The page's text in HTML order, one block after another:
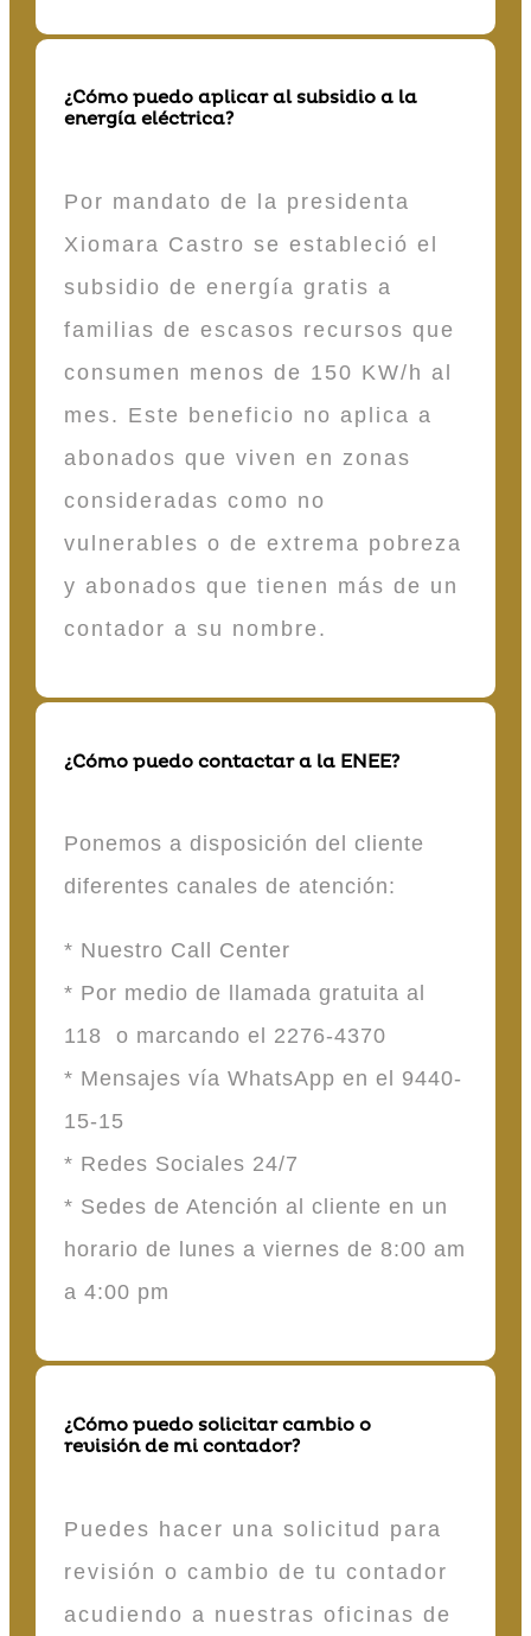
¿Cómo puedo aplicar al subsidio a la
energía eléctrica?
Por mandato de la presidenta
Xiomara Castro se estableció el
subsidio de energía gratis a
familias de escasos recursos que
consumen menos de 150 KW/h al
mes. Este beneficio no aplica a
abonados que viven en zonas
consideradas como no
vulnerables o de extrema pobreza
y abonados que tienen más de un
contador a su nombre.
¿Cómo puedo contactar a la ENEE?
Ponemos a disposición del cliente
diferentes canales de atención:
* Nuestro Call Center
* Por medio de llamada gratuita al
118 o marcando el 2276-4370
* Mensajes vía WhatsApp en el 9440-
15-15
* Redes Sociales 24/7
* Sedes de Atención al cliente en un
horario de lunes a viernes de 8:00 am
a 4:00 pm
¿Cómo puedo solicitar cambio o
revisión de mi contador?
Puedes hacer una solicitud para
revisión o cambio de tu contador
acudiendo a nuestras oficinas de